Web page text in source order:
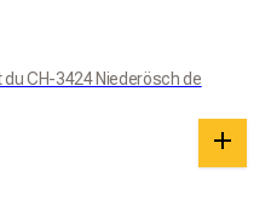
CH-3424 Niederösch de